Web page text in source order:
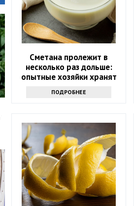
Сметана пролежит в
несколько раз дольше:
опытные хозяйки хранят
ПОДРОБНЕЕ